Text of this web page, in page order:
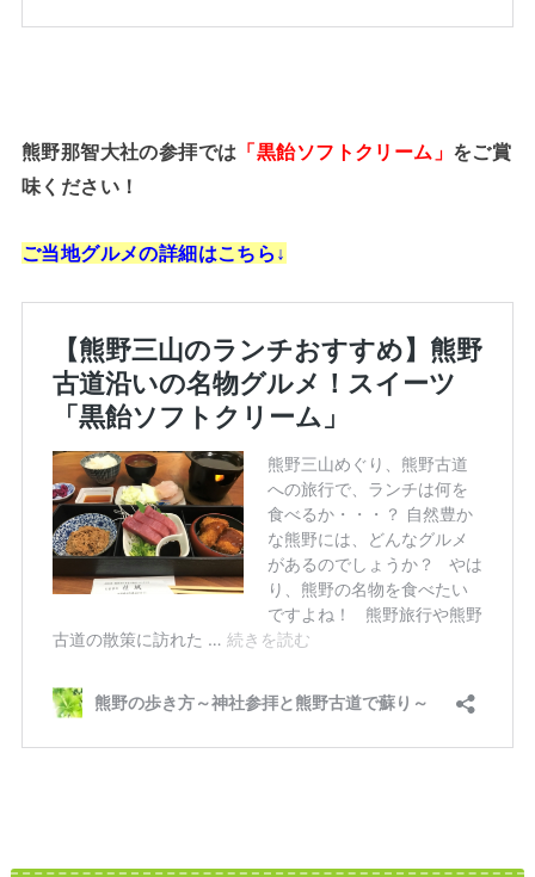
熊野那智大社の参拝では 「黒飴ソフトクリーム」 をご賞
味ください！
ご当地グルメの詳細はこちら↓